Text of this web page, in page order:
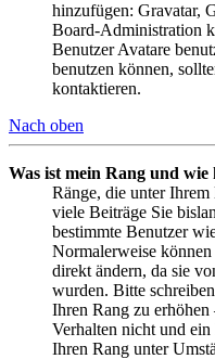
hinzufügen: Gravatar,
Board-Administration
Benutzer Avatare
benutzen können,
kontaktieren.
Nach oben
Was ist mein Rang und
Ränge, die unter Ihrem
viele Beiträge Sie
bestimmte Benutzer
Normalerweise
direkt ändern, da sie
wurden. Bitte
Ihren Rang zu
Verhalten nicht und
Ihren Rang unter